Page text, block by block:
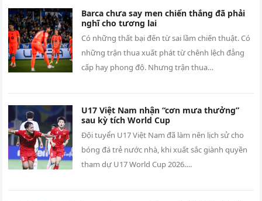
Barca chưa say men chiến thắng đã phải
nghĩ cho tương lai
Có những thất bại đến từ sai lầm chiến thuật. Có
những trận thua xuất phát từ chênh lệch đẳng
cấp hay phong độ. Nhưng trận thua…
U17 Việt Nam nhận “cơn mưa thưởng”
sau kỳ tích World Cup
Đội tuyển U17 Việt Nam đã làm nên lịch sử cho
bóng đá trẻ nước nhà, khi xuất sắc giành quyền
tham dự U17 World Cup 2026….